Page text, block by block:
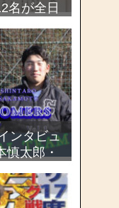
名が全日
学生剣道
ンタビュ
太郎・